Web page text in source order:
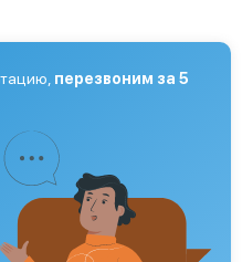
перезвоним за 5